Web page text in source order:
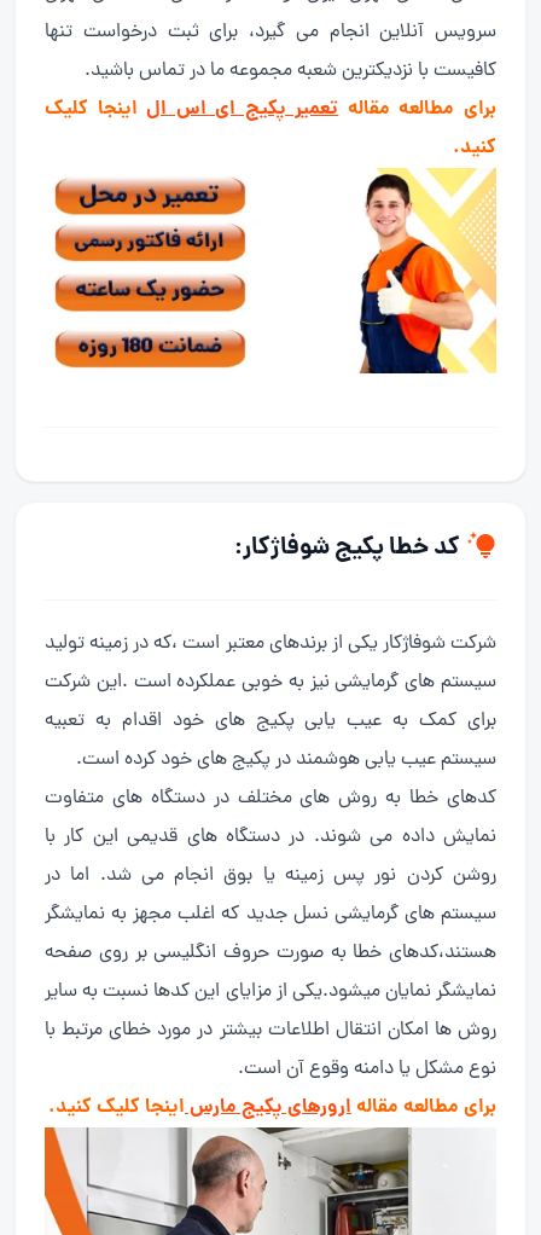
سرویس آنلاین انجام می گیرد، برای ثبت درخواست تنها
کافیست با نزدیکترین شعبه مجموعه ما در تماس باشید.
برای مطالعه مقالهتعمیر پکیج ای اس الاینجا کلیک
کنید.
کد خطا پکیج شوفاژکار:
شرکت شوفاژکار یکی از برندهای معتبر است ،که در زمینه تولید
سیستم های گرمایشی نیز به خوبی عملکرده است .این شرکت
برای کمک به عیب یابی پکیج های خود اقدام به تعبیه
سیستم عیب یابی هوشمند در پکیج های خود کرده است.
کدهای خطا به روش های مختلف در دستگاه های متفاوت
نمایش داده می شوند. در دستگاه های قدیمی این کار با
روشن کردن نور پس زمینه یا بوق انجام می شد. اما در
سیستم های گرمایشی نسل جدید که اغلب مجهز به نمایشگر
هستند،کدهای خطا به صورت حروف انگلیسی بر روی صفحه
نمایشگر نمایان میشود.یکی از مزایای این کدها نسبت به سایر
روش ها امکان انتقال اطلاعات بیشتر در مورد خطای مرتبط با
نوع مشکل یا دامنه وقوع آن است.
برای مطالعه مقالهارورهای پکیج مارساینجا کلیک کنید.